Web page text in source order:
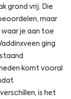
grond vrij. Die
maar
waar je aan toe
ging
komt vooral
is het